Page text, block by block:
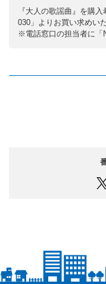
『大人の歌謡曲』を購
030」よりお買い求めい
※電話窓口の担当者に「